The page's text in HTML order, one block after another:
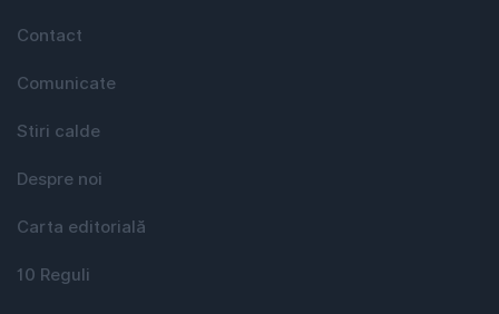
Contact
Comunicate
Stiri calde
Despre noi
Carta editorială
10 Reguli